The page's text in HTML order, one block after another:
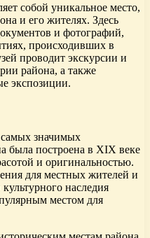
собой уникальное место,
и его жителях. Здесь
и фотографий,
происходивших в
проводит экскурсии и
района, а также
экспозиции.
значимых
была построена в XIX веке
и оригинальностью.
для местных жителей и
наследия
местом для